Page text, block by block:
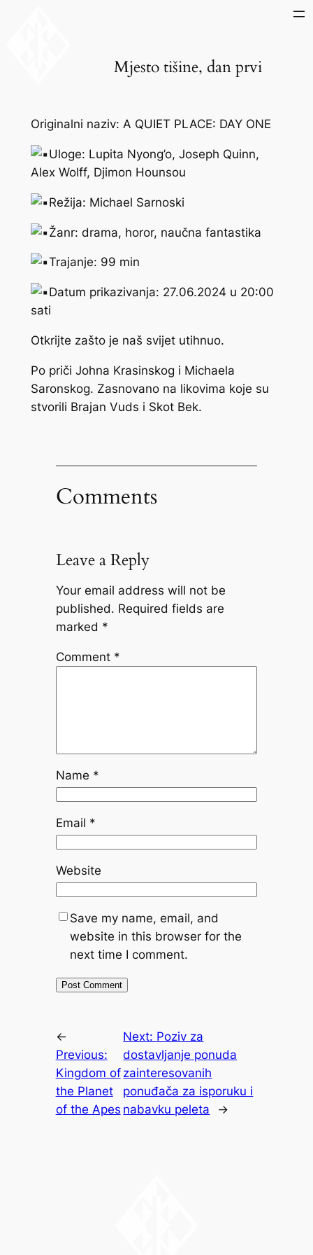
Mjesto tišine, dan prvi
Originalni naziv: A QUIET PLACE: DAY ONE
Uloge: Lupita Nyong’o, Joseph Quinn,
Alex Wolff, Djimon Hounsou
Režija: Michael Sarnoski
Žanr: drama, horor, naučna fantastika
Trajanje: 99 min
Datum prikazivanja: 27.06.2024 u 20:00
sati
Otkrijte zašto je naš svijet utihnuo.
Po priči Johna Krasinskog i Michaela
Saronskog. Zasnovano na likovima koje su
stvorili Brajan Vuds i Skot Bek.
Comments
Leave a Reply
Your email address will not be
published. Required fields are
marked *
Comment *
Name *
Email *
Website
Save my name, email, and
website in this browser for the
next time I comment.
←
Previous:
Kingdom of
the Planet
of the Apes
Next: Poziv za
dostavljanje ponuda
zainteresovanih
ponuđača za isporuku i
nabavku peleta
→